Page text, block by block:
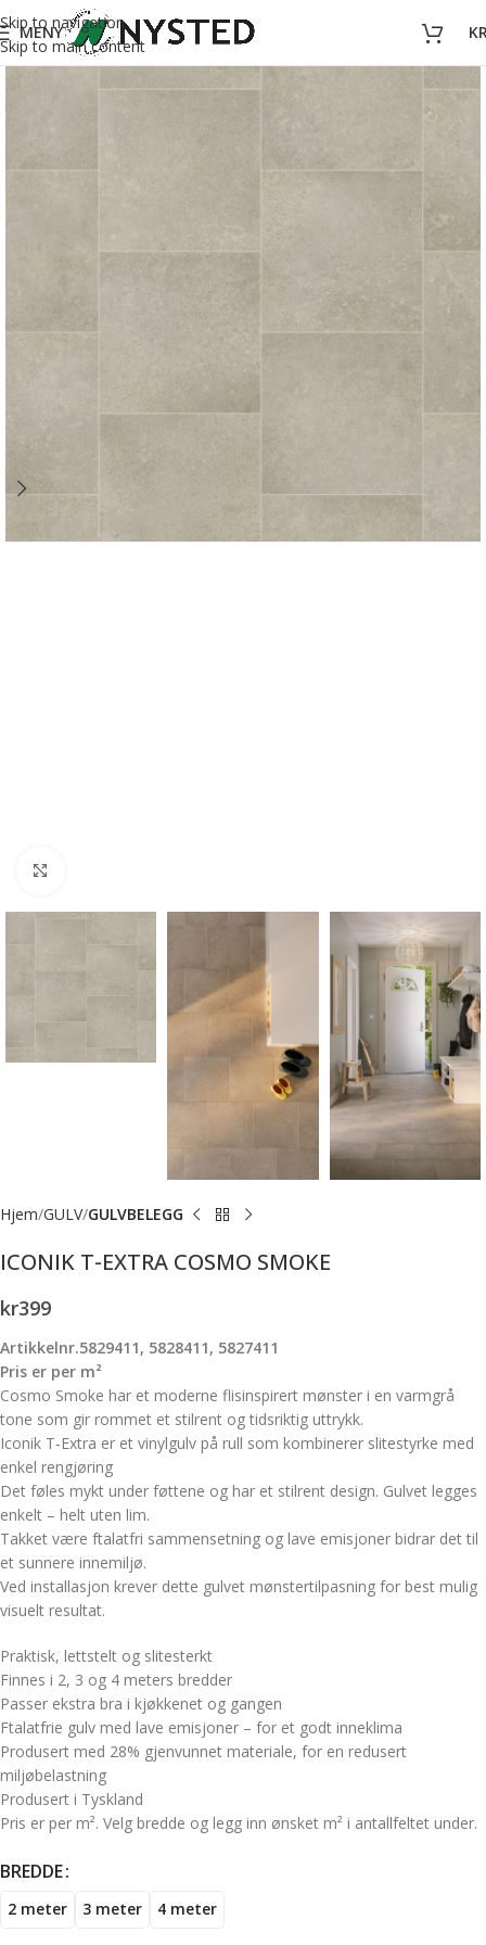
Skip to navigation
Skip to main content
MENY
Hjem GULV GULVBELEGG
ICONIK T-EXTRA COSMO SMOKE
kr399
Artikkelnr.5829411, 5828411, 5827411
Pris er per m²
Cosmo Smoke har et moderne flisinspirert mønster i en varmgrå
tone som gir rommet et stilrent og tidsriktig uttrykk.
Iconik T‑Extra er et vinylgulv på rull som kombinerer slitestyrke med
enkel rengjøring
Det føles mykt under føttene og har et stilrent design. Gulvet legges
enkelt – helt uten lim.
Takket være ftalatfri sammensetning og lave emisjoner bidrar det til
et sunnere innemiljø.
Ved installasjon krever dette gulvet mønstertilpasning for best mulig
visuelt resultat.
Praktisk, lettstelt og slitesterkt
Finnes i 2, 3 og 4 meters bredder
Passer ekstra bra i kjøkkenet og gangen
Ftalatfrie gulv med lave emisjoner – for et godt inneklima
Produsert med 28% gjenvunnet materiale, for en redusert
miljøbelastning
Produsert i Tyskland
Pris er per m². Velg bredde og legg inn ønsket m² i antallfeltet under.
BREDDE
2 meter 3 meter 4 meter